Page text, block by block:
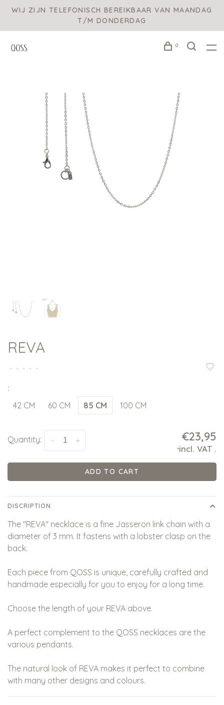
WIJ ZIJN TELEFONISCH BEREIKBAAR VAN MAANDAG
T/M DONDERDAG
0
REVA
• • • • •
:
42 CM 60 CM 85 CM 100 CM
Quantity: +
- €23,95
*incl. VAT .
ADD TO CART
DISCRIPTION
The "REVA" necklace is a fine Jasseron link chain with a
diameter of 3 mm. It fastens with a lobster clasp on the
back.
Each piece from QOSS is unique, carefully crafted and
handmade especially for you to enjoy for a long time.
Choose the length of your REVA above.
A perfect complement to the QOSS necklaces are the
various pendants.
The natural look of REVA makes it perfect to combine
with many other designs and colours.